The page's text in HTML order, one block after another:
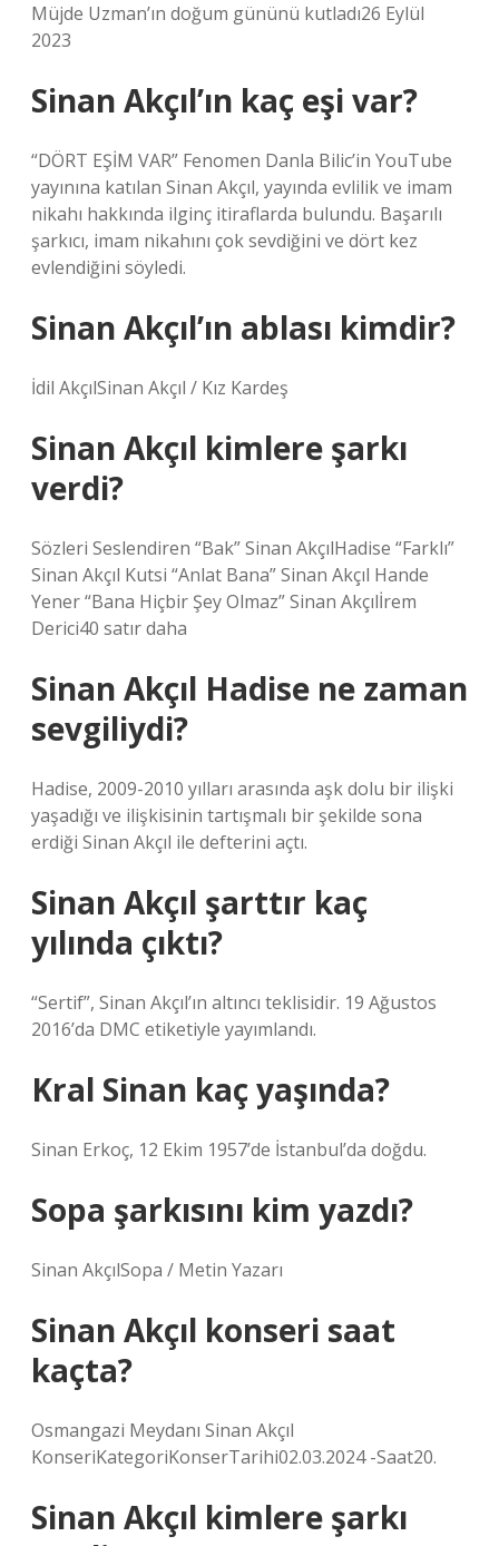
Müjde Uzman’ın doğum gününü kutladı26 Eylül
2023
Sinan Akçıl’ın kaç eşi var?
“DÖRT EŞİM VAR” Fenomen Danla Bilic’in YouTube
yayınına katılan Sinan Akçıl, yayında evlilik ve imam
nikahı hakkında ilginç itiraflarda bulundu. Başarılı
şarkıcı, imam nikahını çok sevdiğini ve dört kez
evlendiğini söyledi.
Sinan Akçıl’ın ablası kimdir?
İdil AkçılSinan Akçıl / Kız Kardeş
Sinan Akçıl kimlere şarkı
verdi?
Sözleri Seslendiren “Bak” Sinan AkçılHadise “Farklı”
Sinan Akçıl Kutsi “Anlat Bana” Sinan Akçıl Hande
Yener “Bana Hiçbir Şey Olmaz” Sinan Akçılİrem
Derici40 satır daha
Sinan Akçıl Hadise ne zaman
sevgiliydi?
Hadise, 2009-2010 yılları arasında aşk dolu bir ilişki
yaşadığı ve ilişkisinin tartışmalı bir şekilde sona
erdiği Sinan Akçıl ile defterini açtı.
Sinan Akçıl şarttır kaç
yılında çıktı?
“Sertif”, Sinan Akçıl’ın altıncı teklisidir. 19 Ağustos
2016’da DMC etiketiyle yayımlandı.
Kral Sinan kaç yaşında?
Sinan Erkoç, 12 Ekim 1957’de İstanbul’da doğdu.
Sopa şarkısını kim yazdı?
Sinan AkçılSopa / Metin Yazarı
Sinan Akçıl konseri saat
kaçta?
Osmangazi Meydanı Sinan Akçıl
KonseriKategoriKonserTarihi02.03.2024 -Saat20.
Sinan Akçıl kimlere şarkı